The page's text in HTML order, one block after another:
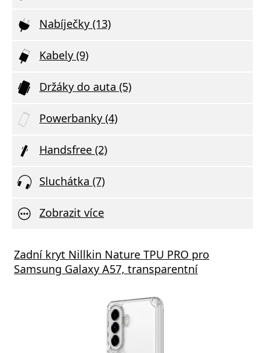
Nabíječky (13)
Kabely (9)
Držáky do auta (5)
Powerbanky (4)
Handsfree (2)
Sluchátka (7)
Zobrazit více
Zadní kryt Nillkin Nature TPU PRO pro
Samsung Galaxy A57, transparentní